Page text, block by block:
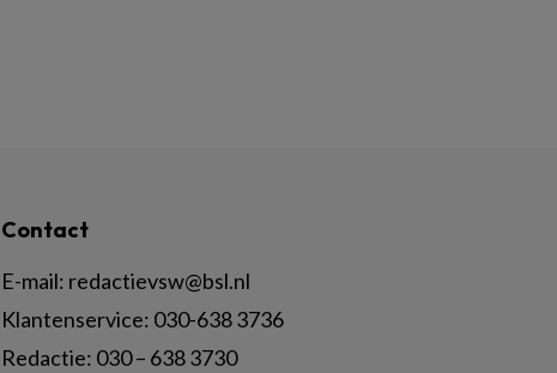
Contact
E-mail: redactievsw@bsl.nl
Klantenservice: 030-638 3736
Redactie: 030 – 638 3730